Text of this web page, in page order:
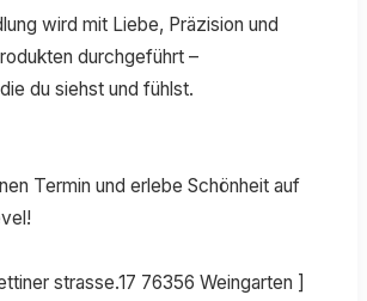
wird mit Liebe, Präzision und
durchgeführt –
du siehst und fühlst.
Termin und erlebe Schönheit auf
strasse.17 76356 Weingarten ]